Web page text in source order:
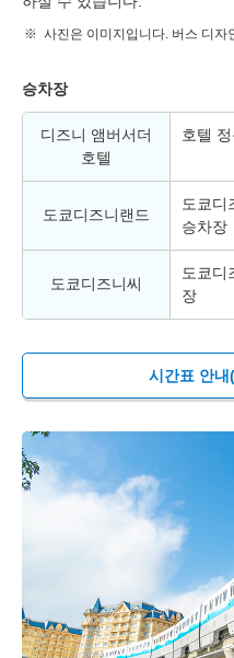
사진은 이미지입니다. 버스 디자
승차장
디즈니 앰버서더
호텔
호텔 정
도쿄디즈니랜드
도쿄디
승차장
도쿄디즈니씨
도쿄디
장
시간표 안내